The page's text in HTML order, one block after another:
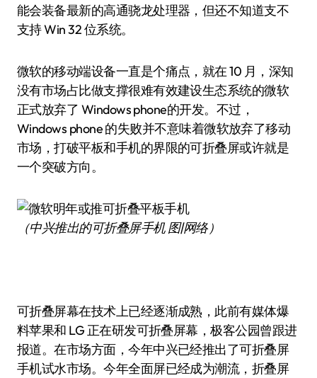
能会装备最新的高通骁龙处理器，但还不知道支不
支持 Win 32 位系统。
微软的移动端设备一直是个痛点，就在 10 月，深知
没有市场占比做支撑很难有效建设生态系统的微软
正式放弃了 Windows phone的开发。不过，
Windows phone 的失败并不意味着微软放弃了移动
市场，打破平板和手机的界限的可折叠屏或许就是
一个突破方向。
（中兴推出的可折叠屏手机 图|网络）
可折叠屏幕在技术上已经逐渐成熟，此前有媒体爆
料苹果和 LG 正在研发可折叠屏幕，极客公园曾跟进
报道。在市场方面，今年中兴已经推出了可折叠屏
手机试水市场。今年全面屏已经成为潮流，折叠屏